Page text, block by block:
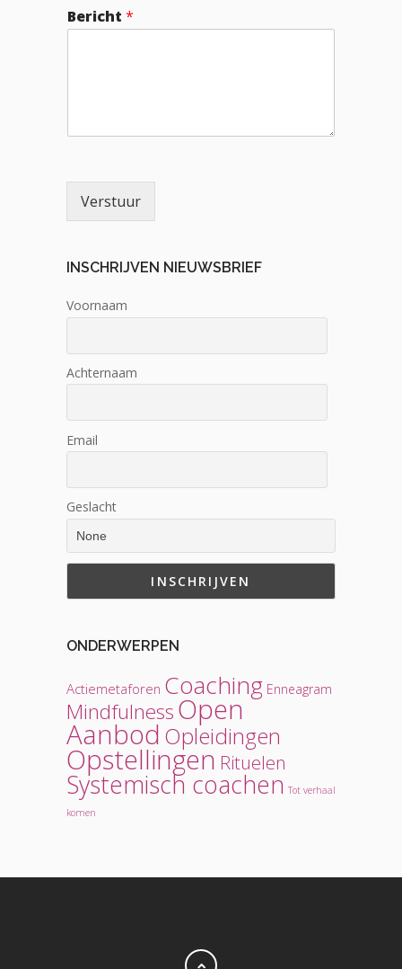
Bericht *
Verstuur
INSCHRIJVEN NIEUWSBRIEF
Voornaam
Achternaam
Email
Geslacht
ONDERWERPEN
Actiemetaforen Coaching Enneagram
MindfulnessOpen
Aanbod Opleidingen
Opstellingen Rituelen
Systemisch coachen Tot verhaal
komen